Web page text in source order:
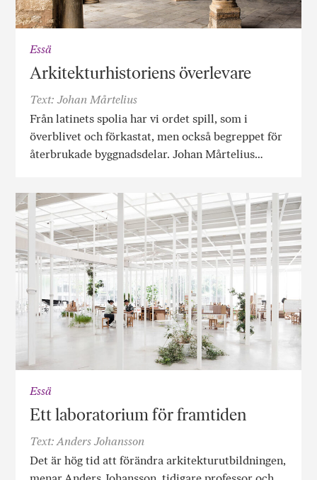
Essä
Arkitekturhistoriens överlevare
Text: Johan Mårtelius
Från latinets spolia har vi ordet spill, som i
överblivet och förkastat, men också begreppet för
återbrukade byggnadsdelar. Johan Mårtelius…
Essä
Ett laboratorium för framtiden
Text: Anders Johansson
Det är hög tid att förändra arkitektur­utbildningen,